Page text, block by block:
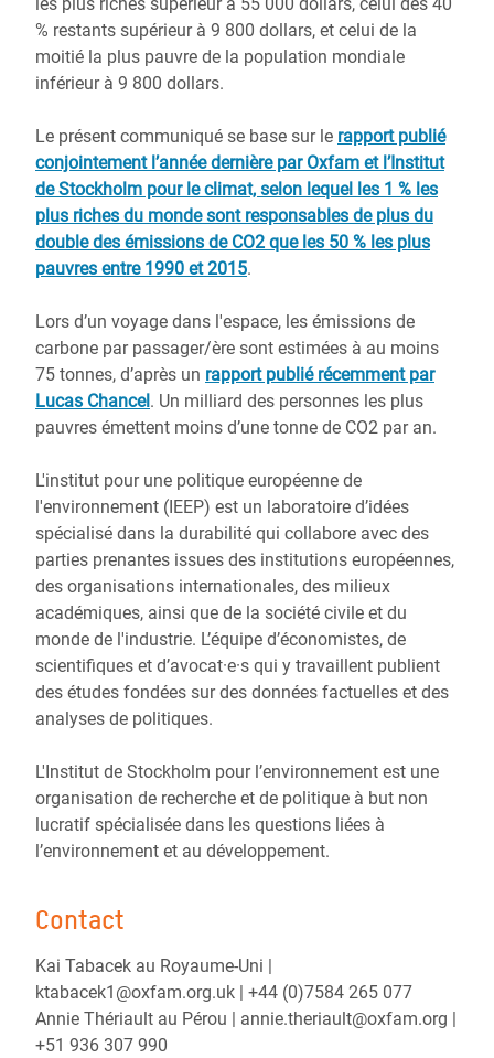
% restants supérieur à 9 800 dollars, et celui de la
moitié la plus pauvre de la population mondiale
inférieur à 9 800 dollars.
Le présent communiqué se base sur le rapport publié
conjointement l’année dernière par Oxfam et l’Institut
de Stockholm pour le climat, selon lequel les 1 % les
plus riches du monde sont responsables de plus du
double des émissions de CO2 que les 50 % les plus
pauvres entre 1990 et 2015.
Lors d’un voyage dans l'espace, les émissions de
carbone par passager/ère sont estimées à au moins
75 tonnes, d’après un rapport publié récemment par
Lucas Chancel . Un milliard des personnes les plus
pauvres émettent moins d’une tonne de CO2 par an.
L'institut pour une politique européenne de
l'environnement (IEEP) est un laboratoire d’idées
spécialisé dans la durabilité qui collabore avec des
parties prenantes issues des institutions européennes,
des organisations internationales, des milieux
académiques, ainsi que de la société civile et du
monde de l'industrie. L’équipe d’économistes, de
scientifiques et d’avocat·e·s qui y travaillent publient
des études fondées sur des données factuelles et des
analyses de politiques.
L'Institut de Stockholm pour l’environnement est une
organisation de recherche et de politique à but non
lucratif spécialisée dans les questions liées à
l’environnement et au développement.
Contact
Kai Tabacek au Royaume-Uni |
ktabacek1@oxfam.org.uk | +44 (0)7584 265 077
Annie Thériault au Pérou | annie.theriault@oxfam.org |
+51 936 307 990